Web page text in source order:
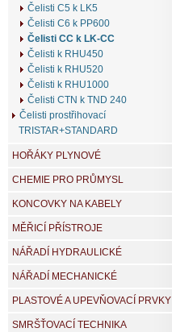
Čelisti C5 k LK5
Čelisti C6 k PP600
Čelisti CC k LK-CC
Čelisti k RHU450
Čelisti k RHU520
Čelisti k RHU1000
Čelisti CTN k TND 240
Čelisti prostřihovací
TRISTAR+STANDARD
HOŘÁKY PLYNOVÉ
CHEMIE PRO PRŮMYSL
KONCOVKY NA KABELY
MĚŘICÍ PŘÍSTROJE
NÁŘADÍ HYDRAULICKÉ
NÁŘADÍ MECHANICKÉ
PLASTOVÉ A UPEVŇOVACÍ PRVKY
SMRŠŤOVACÍ TECHNIKA